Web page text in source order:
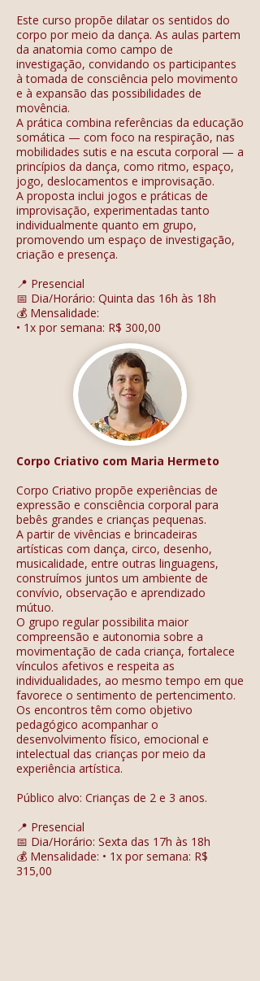
Este curso propõe dilatar os sentidos do
corpo por meio da dança. As aulas partem
da anatomia como campo de
investigação, convidando os participantes
à tomada de consciência pelo movimento
e à expansão das possibilidades de
movência.
A prática combina referências da educação
somática — com foco na respiração, nas
mobilidades sutis e na escuta corporal — a
princípios da dança, como ritmo, espaço,
jogo, deslocamentos e improvisação.
A proposta inclui jogos e práticas de
improvisação, experimentadas tanto
individualmente quanto em grupo,
promovendo um espaço de investigação,
criação e presença.
📍 Presencial
📅 Dia/Horário: Quinta das 16h às 18h
💰 Mensalidade:
• 1x por semana: R$ 300,00
Corpo Criativo com Maria Hermeto
Corpo Criativo propõe experiências de
expressão e consciência corporal para
bebês grandes e crianças pequenas.
A partir de vivências e brincadeiras
artísticas com dança, circo, desenho,
musicalidade, entre outras linguagens,
construímos juntos um ambiente de
convívio, observação e aprendizado
mútuo.
O grupo regular possibilita maior
compreensão e autonomia sobre a
movimentação de cada criança, fortalece
vínculos afetivos e respeita as
individualidades, ao mesmo tempo em que
favorece o sentimento de pertencimento.
Os encontros têm como objetivo
pedagógico acompanhar o
desenvolvimento físico, emocional e
intelectual das crianças por meio da
experiência artística.
Público alvo: Crianças de 2 e 3 anos.
📍 Presencial
📅 Dia/Horário: Sexta das 17h às 18h
💰 Mensalidade: • 1x por semana: R$
315,00